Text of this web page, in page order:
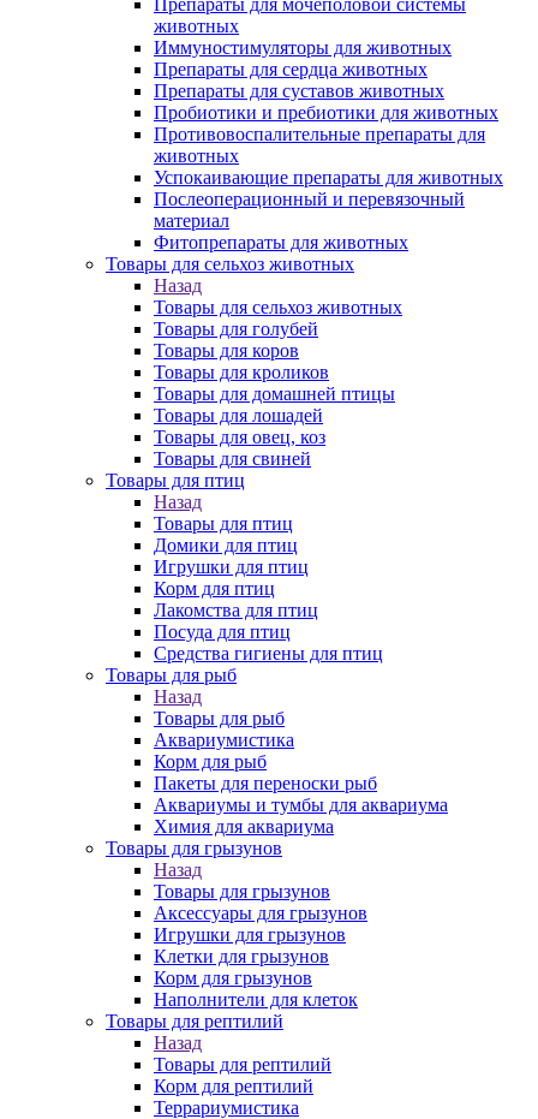
Препараты для мочеполовой системы
животных
Иммуностимуляторы для животных
Препараты для сердца животных
Препараты для суставов животных
Пробиотики и пребиотики для животных
Противовоспалительные препараты для
животных
Успокаивающие препараты для животных
Послеоперационный и перевязочный
материал
Фитопрепараты для животных
Товары для сельхоз животных
Назад
Товары для сельхоз животных
Товары для голубей
Товары для коров
Товары для кроликов
Товары для домашней птицы
Товары для лошадей
Товары для овец, коз
Товары для свиней
Товары для птиц
Назад
Товары для птиц
Домики для птиц
Игрушки для птиц
Корм для птиц
Лакомства для птиц
Посуда для птиц
Средства гигиены для птиц
Товары для рыб
Назад
Товары для рыб
Аквариумистика
Корм для рыб
Пакеты для переноски рыб
Аквариумы и тумбы для аквариума
Химия для аквариума
Товары для грызунов
Назад
Товары для грызунов
Аксессуары для грызунов
Игрушки для грызунов
Клетки для грызунов
Корм для грызунов
Наполнители для клеток
Товары для рептилий
Назад
Товары для рептилий
Корм для рептилий
Террариумистика